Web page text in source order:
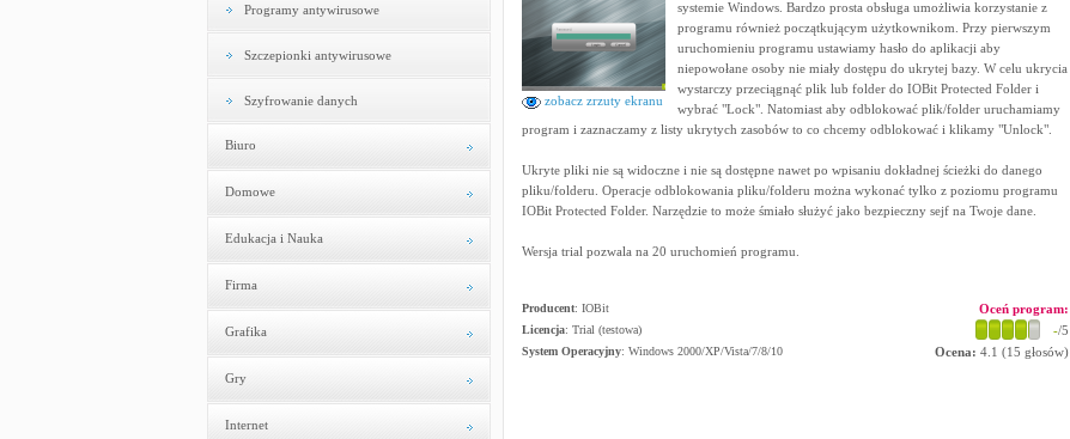
Programy antywirusowe
Szczepionki antywirusowe
Szyfrowanie danych
Biuro
Domowe
Edukacja i Nauka
Firma
Grafika
Gry
Internet
zobacz zrzuty ekranu
systemie Windows. Bardzo prosta obsługa umożliwia korzystanie z
programu również początkującym użytkownikom. Przy pierwszym
uruchomieniu programu ustawiamy hasło do aplikacji aby
niepowołane osoby nie miały dostępu do ukrytej bazy. W celu ukrycia
wystarczy przeciągnąć plik lub folder do IOBit Protected Folder i
wybrać "Lock". Natomiast aby odblokować plik/folder uruchamiamy
program i zaznaczamy z listy ukrytych zasobów to co chcemy odblokować i klikamy "Unlock".
Ukryte pliki nie są widoczne i nie są dostępne nawet po wpisaniu dokładnej ścieżki do danego
pliku/folderu. Operacje odblokowania pliku/folderu można wykonać tylko z poziomu programu
IOBit Protected Folder. Narzędzie to może śmiało służyć jako bezpieczny sejf na Twoje dane.
Wersja trial pozwala na 20 uruchomień programu.
Producent: IOBit
Licencja: Trial (testowa)
System Operacyjny: Windows 2000/XP/Vista/7/8/10
Oceń program:
-/5
Ocena: 4.1 (15 głosów)